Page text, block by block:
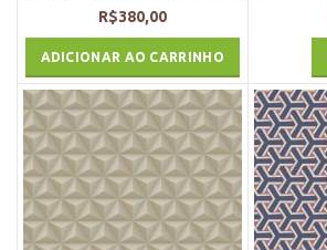
R$380,00
ADICIONAR AO CARRINHO